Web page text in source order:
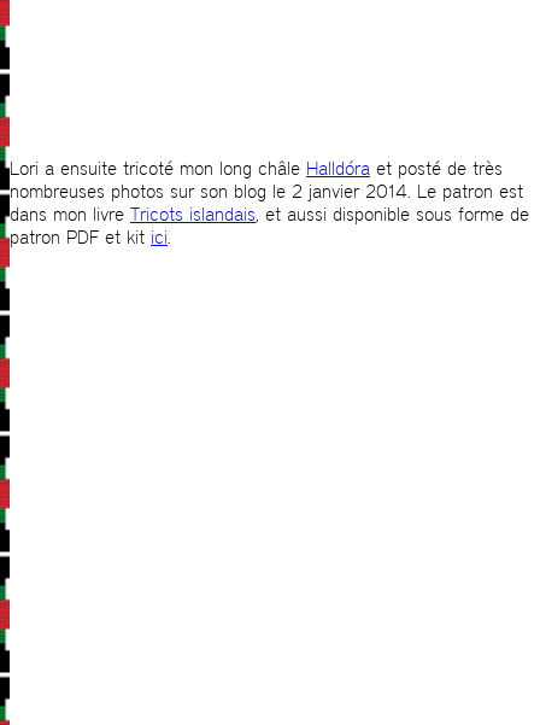
Lori a ensuite tricoté mon long châle Halldóra et posté de très
nombreuses photos sur son blog le 2 janvier 2014. Le patron est
dans mon livre Tricots islandais, et aussi disponible sous forme de
patron PDF et kit ici.